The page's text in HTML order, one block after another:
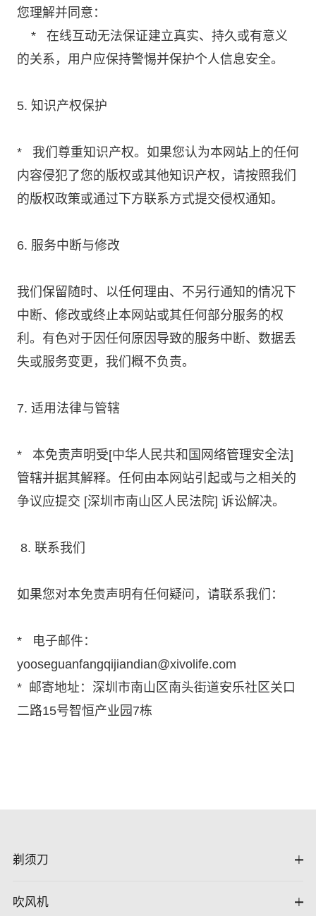
您理解并同意：
* 在线互动无法保证建立真实、持久或有意义
的关系，用户应保持警惕并保护个人信息安全。
5. 知识产权保护
* 我们尊重知识产权。如果您认为本网站上的任何
内容侵犯了您的版权或其他知识产权，请按照我们
的版权政策或通过下方联系方式提交侵权通知。
6. 服务中断与修改
我们保留随时、以任何理由、不另行通知的情况下
中断、修改或终止本网站或其任何部分服务的权
利。有色对于因任何原因导致的服务中断、数据丢
失或服务变更，我们概不负责。
7. 适用法律与管辖
* 本免责声明受[中华人民共和国网络管理安全法]
管辖并据其解释。任何由本网站引起或与之相关的
争议应提交 [深圳市南山区人民法院] 诉讼解决。
8. 联系我们
如果您对本免责声明有任何疑问，请联系我们：
* 电子邮件：
yooseguanfangqijiandian@xivolife.com
* 邮寄地址：深圳市南山区南头街道安乐社区关口
二路15号智恒产业园7栋
剃须刀
吹风机